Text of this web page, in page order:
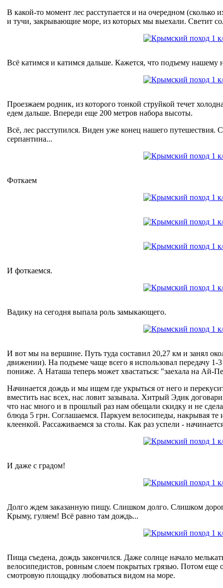
В какой-то момент лес расступается и на очередном (сколько
и тучи, закрывающие море, из которых мы выехали. Светит
Всё катимся и катимся дальше. Кажется, что подъему нашему
Проезжаем родник, из которого тонкой струйкой течет
едем дальше. Впереди еще 200 метров набора высоты.
Всё, лес расступился. Виден уже конец нашего путешествия.
серпантина...
Фоткаем
И фоткаемся.
Вадику на сегодня выпала роль замыкающего.
И вот мы на вершине. Путь туда составил 20,27 км и занял
движении). На подъеме чаще всего я использовал передачу 1-
пониже. А Наташа теперь может хвастаться: "заехала на Ай-
Начинается дождь и мы ищем где укрыться от него и
вместить нас всех, нас ловит зазывала. Хитрый Эдик
что нас много и в прошлый раз нам обещали скидку и не
блюда 5 грн. Соглашаемся. Паркуем велосипеды, накрывая те
клеенкой. Рассаживаемся за столы. Как раз успели -
И даже с градом!
Долго ждем заказанную пищу. Слишком долго. Слишком
Крыму, гуляем! Всё равно там дождь...
Пища съедена, дождь закончился. Даже солнце начало
велосипедистов, ровным слоем покрытых грязью. Потом еще
смотровую площадку любоваться видом на море.